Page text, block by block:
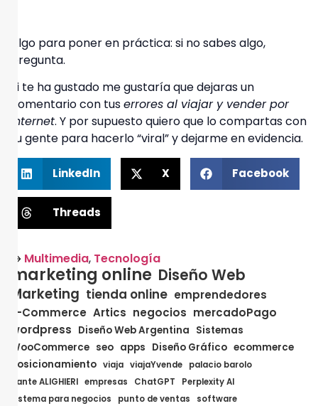
Algo para poner en práctica: si no sabes algo,
pregunta.
Si te ha gustado me gustaría quedejaras un
comentario con tuserrores al viajar y vender por
Internet. Y por supuesto quiero que lo compartas con
tu gente para hacerlo “viral” y dejarme en evidencia.
LinkedIn X Facebook
Threads
Multimedia, Tecnología
marketing online Diseño Web
Marketing tienda online emprendedores
E-Commerce Artics negocios mercadoPago
wordpress Diseño Web Argentina Sistemas
WooCommerce seo apps Diseño Gráfico ecommerce
posicionamiento viaja viajaYvende
palacio barolo
dante ALIGHIERI empresas ChatGPT
Perplexity AI
sistema para negocios
punto de ventas software